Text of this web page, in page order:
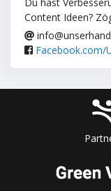
Content Ideen?
Facebook.com/